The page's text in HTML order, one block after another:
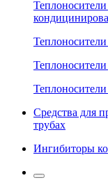
Средства для
трубах
Ингибиторы